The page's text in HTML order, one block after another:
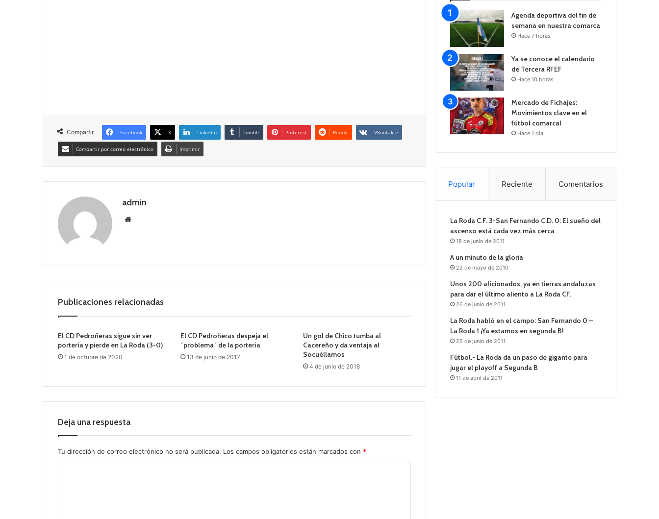
Compartir Facebook X LinkedIn Tumblr Pinterest Reddit VKontakte
Compartir por correo electrónico Imprimir
admin
Publicaciones relacionadas
El CD Pedroñeras sigue sin ver
portería y pierde en La Roda (3-0)
1 de octubre de 2020
El CD Pedroñeras despeja el
´problema´ de la portería
13 de junio de 2017
Un gol de Chico tumba al
Cacereño y da ventaja al
Socuéllamos
4 de junio de 2018
Deja una respuesta
Tu dirección de correo electrónico no será publicada. Los campos obligatorios están marcados con *
Agenda deportiva del fin de
semana en nuestra comarca
Hace 7 horas
Ya se conoce el calendario
de Tercera RFEF
Hace 10 horas
Mercado de Fichajes:
Movimientos clave en el
fútbol comarcal
Hace 1 día
Popular Reciente Comentarios
La Roda C.F. 3-San Fernando C.D. 0: El sueño del
ascenso está cada vez más cerca
18 de junio de 2011
A un minuto de la gloria
22 de mayo de 2010
Unos 200 aficionados, ya en tierras andaluzas
para dar el último aliento a La Roda CF.
26 de junio de 2011
La Roda habló en el campo: San Fernando 0 –
La Roda 1 ¡Ya estamos en segunda B!
26 de junio de 2011
Fútbol.- La Roda da un paso de gigante para
jugar el playoff a Segunda B
11 de abril de 2011